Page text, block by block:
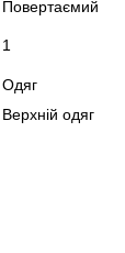
Повертаємий
1
Одяг
Верхній одяг